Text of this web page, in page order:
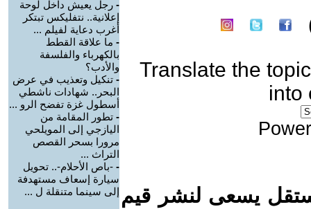
Translate the topic
into
يسعى لنشر قيم
- رجل يعيش داخل لوحة
إعلانية.. نتفليكس تبتكر
أغرب دعاية لفيلم ...
- ما علاقة القطط
بالكهرباء والفلسفة
والأدب؟
- تنكيل وتعذيب في عرض
البحر.. شهادات ناشطي
أسطول غزة تفضح الرو ...
- تطور المقامة من
اليازجي إلى المويلحي
مرورا بسحر القصص
التراث ...
- -باص الأحلام-.. تحويل
سيارة إسعاف مستهدفة
إلى سينما متنقلة ل ...